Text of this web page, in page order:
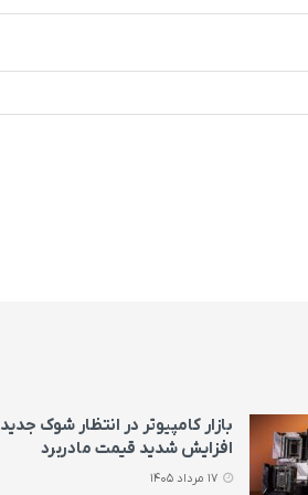
بازار کامپیوتر در انتظار شوک
افزایش شدید قیمت مادربرد